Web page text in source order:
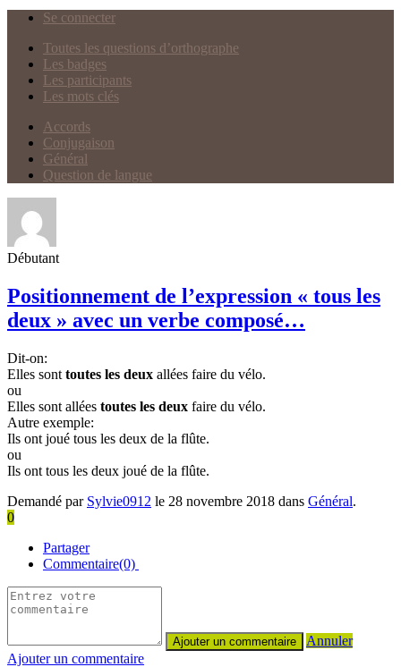
Se connecter
Toutes les questions d’orthographe
Les badges
Les participants
Les mots clés
Accords
Conjugaison
Général
Question de langue
Débutant
Positionnement de l’expression « tous les
deux » avec un verbe composé…
Dit-on:
Elles sont toutes les deux allées faire du vélo.
ou
Elles sont allées toutes les deux faire du vélo.
Autre exemple:
Ils ont joué tous les deux de la flûte.
ou
Ils ont tous les deux joué de la flûte.
Demandé par Sylvie0912 le 28 novembre 2018 dans Général.
0
Partager
Commentaire(0)
Annuler
Ajouter un commentaire